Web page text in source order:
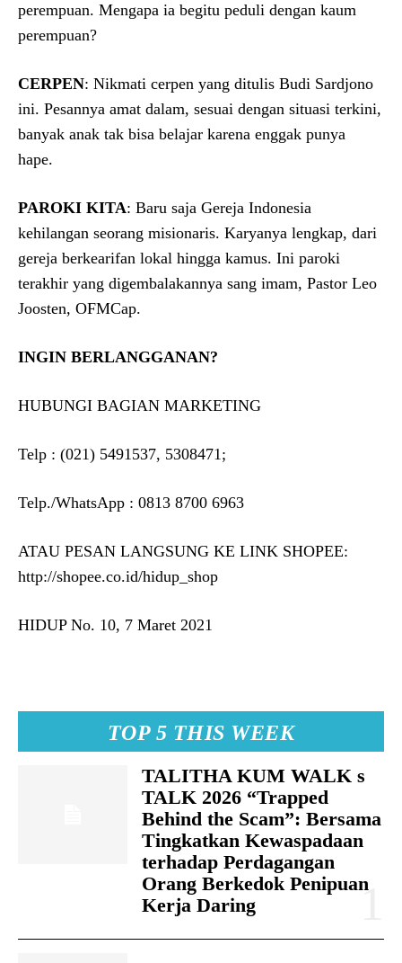
TOP 5 THIS WEEK
TALITHA KUM WALK s
TALK 2026 “Trapped
Behind the Scam”: Bersama
Tingkatkan Kewaspadaan
terhadap Perdagangan
Orang Berkedok Penipuan
Kerja Daring
perempuan. Mengapa ia begitu peduli dengan kaum
perempuan?
CERPEN: Nikmati cerpen yang ditulis Budi Sardjono
ini. Pesannya amat dalam, sesuai dengan situasi terkini,
banyak anak tak bisa belajar karena enggak punya
hape.
PAROKI KITA: Baru saja Gereja Indonesia
kehilangan seorang misionaris. Karyanya lengkap, dari
gereja berkearifan lokal hingga kamus. Ini paroki
terakhir yang digembalakannya sang imam, Pastor Leo
Joosten, OFMCap.
INGIN BERLANGGANAN?
HUBUNGI BAGIAN MARKETING
Telp : (021) 5491537, 5308471;
Telp./WhatsApp : 0813 8700 6963
ATAU PESAN LANGSUNG KE LINK SHOPEE:
http://shopee.co.id/hidup_shop
HIDUP No. 10, 7 Maret 2021